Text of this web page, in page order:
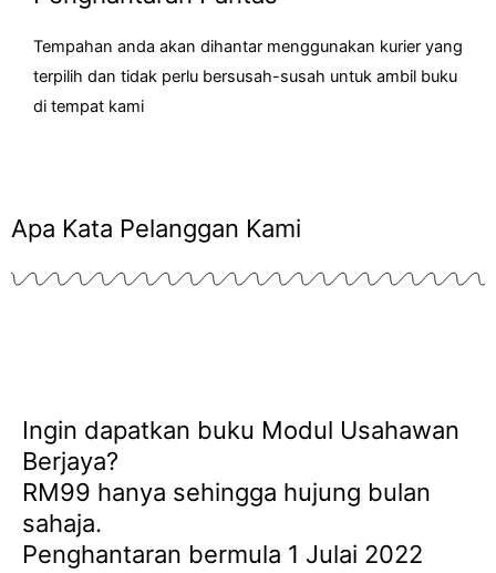
Tempahan anda akan dihantar menggunakan kurier yang
terpilih dan tidak perlu bersusah-susah untuk ambil buku
di tempat kami
Apa Kata Pelanggan Kami
Ingin dapatkan buku Modul Usahawan
Berjaya?
RM99 hanya sehingga hujung bulan
sahaja.
Penghantaran bermula 1 Julai 2022